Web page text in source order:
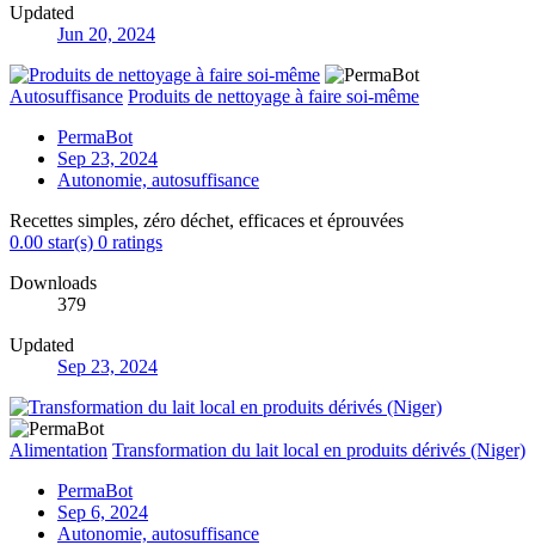
Updated
Jun 20, 2024
Autosuffisance Produits de nettoyage à faire soi-même
PermaBot
Sep 23, 2024
Autonomie, autosuffisance
Recettes simples, zéro déchet, efficaces et éprouvées
0.00 star(s) 0 ratings
Downloads
379
Updated
Sep 23, 2024
Alimentation Transformation du lait local en produits dérivés (Niger)
PermaBot
Sep 6, 2024
Autonomie, autosuffisance